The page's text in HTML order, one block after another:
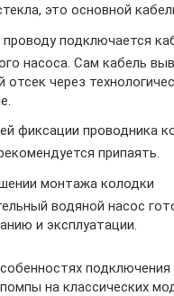
это основной
подключается
насоса. Сам кабель
через
фиксации проводника
припаять.
монтажа колодки
водяной насос
и эксплуатации.
подключения
на классических